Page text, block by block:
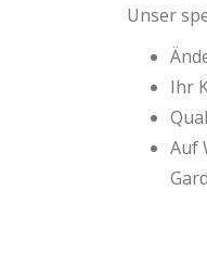
Unser
Ihr
Auf